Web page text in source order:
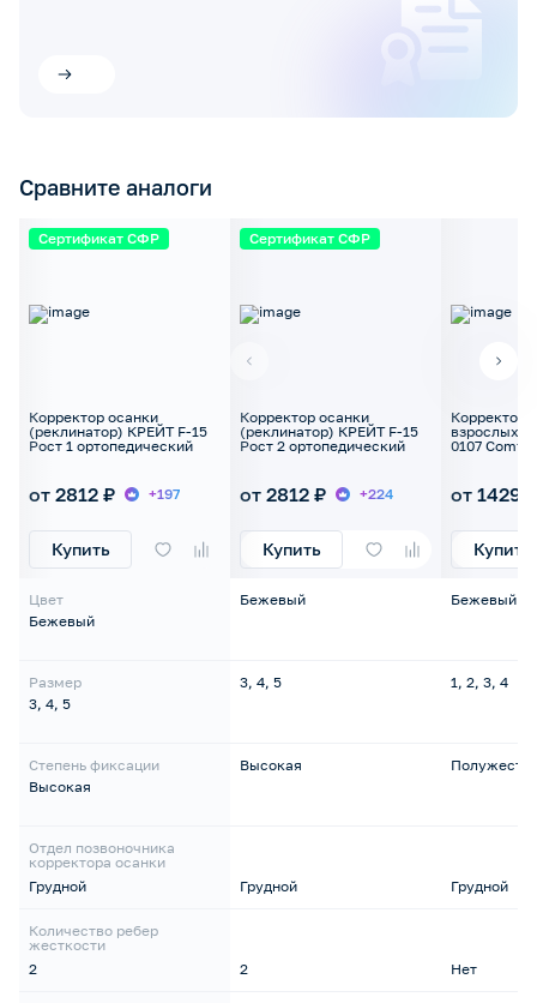
Сравните аналоги
Сертификат СФР
Корректор осанки
(реклинатор) КРЕЙТ F-15
Рост 1 ортопедический
от 2812 ₽ +197
Купить
Цвет
Бежевый
Размер
3, 4, 5
Степень фиксации
Высокая
Отдел позвоночника
корректора осанки
Грудной
Количество ребер
жесткости
2
Сертификат СФР
Корректор осанки
(реклинатор) КРЕЙТ F-15
Рост 2 ортопедический
от 2812 ₽ +224
Купить
Бежевый
3, 4, 5
Высокая
Грудной
2
Корректор
взрослых
0107
от 1429 ₽
Купить
Бежевый
1, 2, 3, 4
Грудной
Нет